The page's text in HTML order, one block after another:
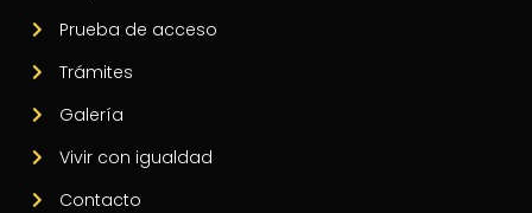
Prueba de acceso
Trámites
Galería
Vivir con igualdad
Contacto